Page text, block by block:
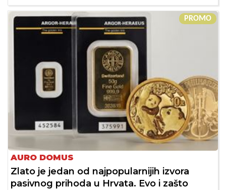
PROMO
AURO DOMUS
Zlato je jedan od najpopularnijih izvora
pasivnog prihoda u Hrvata. Evo i zašto